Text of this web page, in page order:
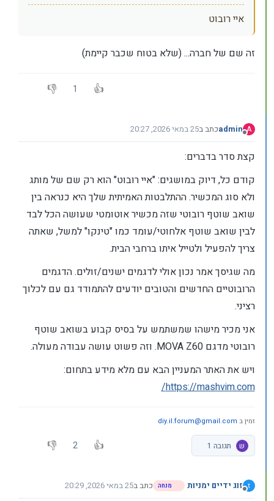
איי רובוט
זה שם של חברה... (שלא בטוח שכבר קיימת)
1
A
מנותק
adminכתב ב25 במאי 2026, 20:27
נערך לאחרונה על ידי admin
קצת סדר בדברים:
קודם כל, דיוק במושגים: "איי רובוט" הוא רק שם של מותג
ולא סוג המכשיר. ההתלבטות האמיתית שלך היא כנראה בין
שואב שוטף רובוטי שזה מכשיר אוטומטי שעושה הכל לבד
לבין שואב שוטף אלחוטי/עומד כמו "טינקו" למשל, שאתה
צריך להפעיל ולטייל איתו ברחבי הבית.
מה שגיסך אמר נכון אולי לדגמים ישנים/זולים. הדגמים
הרובוטיים החדשים והטובים יודעים להתמודד גם עם לכלוך
רציני.
אני מכיר מישהו שמשתמש על בסיס קבוע בשואב שוטף
רובוטי מדגם MOVA Z60. וזה פשוט עושה עבודה מעולה.
ויש את האתר המעניין הבא עם מלא מידע בתחום:
https://mashvim.com/
זמין ב diy.il.forum@gmail.com
ש תגובה 1 2
ז
מנותק
זוג ידיים ימניות מנחה כתב ב25 במאי 2026, 20:29
נערך לאחרונה על ידי